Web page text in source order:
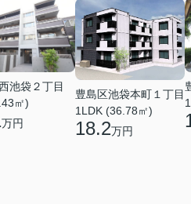
池袋２丁目
㎡)
万円
豊島区池袋本町１丁目
1LDK (36.78㎡)
18.2万円